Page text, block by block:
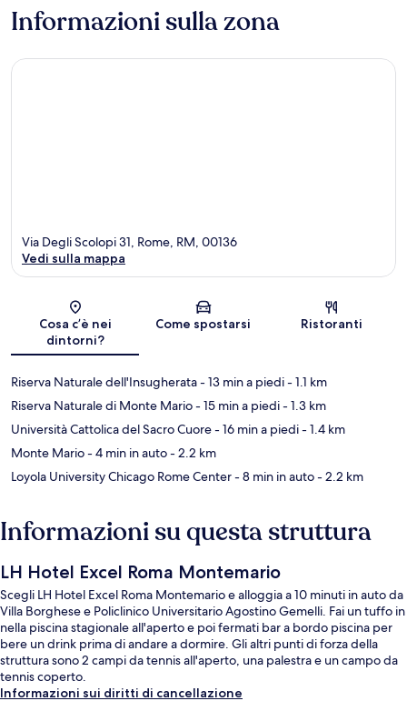
Informazioni sulla zona
Mappa
Via Degli Scolopi 31, Rome, RM, 00136
Vedi sulla mappa
Cosa c’è nei
dintorni?
Come spostarsi Ristoranti
Riserva Naturale dell'Insugherata- 13 min a piedi- 1.1 km
Riserva Naturale di Monte Mario- 15 min a piedi- 1.3 km
Università Cattolica del Sacro Cuore- 16 min a piedi- 1.4 km
Monte Mario- 4 min in auto- 2.2 km
Loyola University Chicago Rome Center- 8 min in auto- 2.2 km
Informazioni su questa struttura
LH Hotel Excel Roma Montemario
Scegli LH Hotel Excel Roma Montemario e alloggia a 10 minuti in auto da
Villa Borghese e Policlinico Universitario Agostino Gemelli. Fai un tuffo in
nella piscina stagionale all'aperto e poi fermati bar a bordo piscina per
bere un drink prima di andare a dormire. Gli altri punti di forza della
struttura sono 2 campi da tennis all'aperto, una palestra e un campo da
tennis coperto.
Informazioni sui diritti di cancellazione